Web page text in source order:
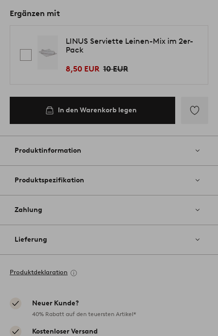
Ergänzen mit
LINUS Serviette Leinen-Mix im 2er-
Pack
8,50 EUR 10 EUR
In den Warenkorb legen
Favoriten
Produktinformation
Produktspezifikation
Zahlung
Lieferung
Produktdeklaration
Neuer Kunde?
40% Rabatt auf den teuersten Artikel*
Kostenloser Versand